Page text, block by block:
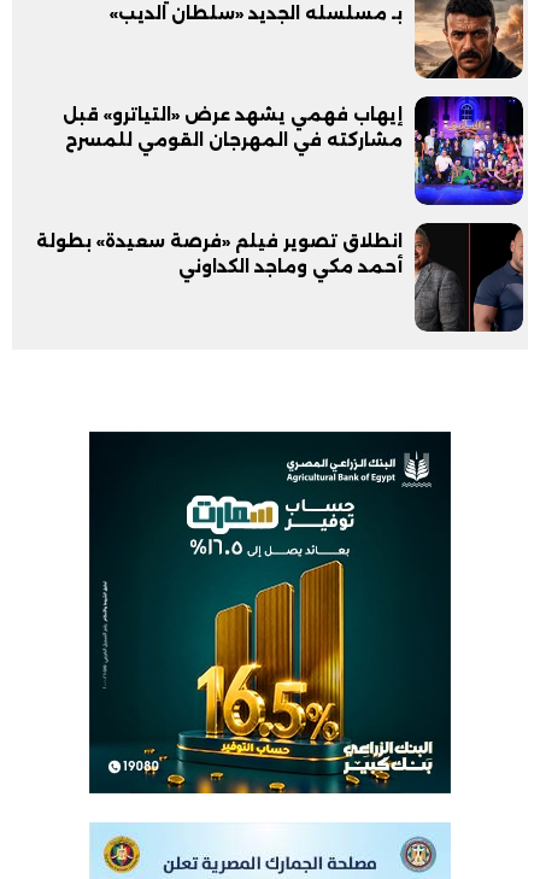
بـ مسلسله الجديد «سلطان الديب»
إيهاب فهمي يشهد عرض «التياترو» قبل
مشاركته في المهرجان القومي للمسرح
انطلاق تصوير فيلم «فرصة سعيدة» بطولة
أحمد مكي وماجد الكداوني